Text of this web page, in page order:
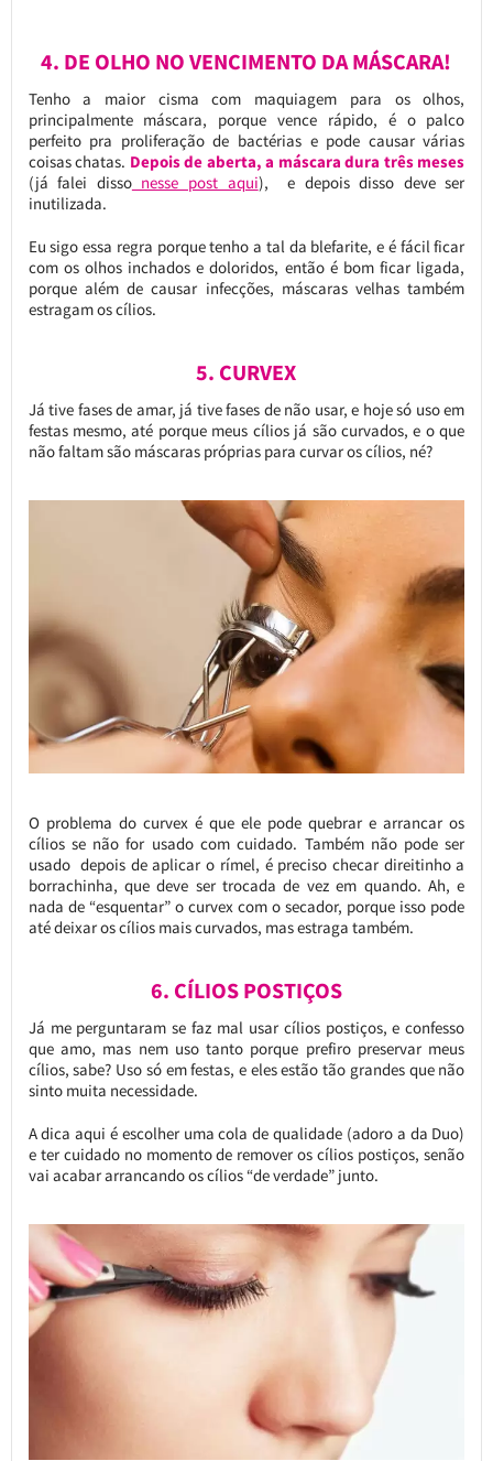
4. DE OLHO NO VENCIMENTO DA MÁSCARA!
Tenho a maior cisma com maquiagem para os olhos,
principalmente máscara, porque vence rápido, é o palco
perfeito pra proliferação de bactérias e pode causar várias
coisas chatas. Depois de aberta, a máscara dura três meses
(já falei dissonesse post aqui), e depois disso deve ser
inutilizada.
Eu sigo essa regra porque tenho a tal da blefarite, e é fácil ficar
com os olhos inchados e doloridos, então é bom ficar ligada,
porque além de causar infecções, máscaras velhas também
estragam os cílios.
5. CURVEX
Já tive fases de amar, já tive fases de não usar, e hoje só uso em
festas mesmo, até porque meus cílios já são curvados, e o que
não faltam são máscaras próprias para curvar os cílios, né?
O problema do curvex é que ele pode quebrar e arrancar os
cílios se não for usado com cuidado. Também não pode ser
usado depois de aplicar o rímel, é preciso checar direitinho a
borrachinha, que deve ser trocada de vez em quando. Ah, e
nada de “esquentar” o curvex com o secador, porque isso pode
até deixar os cílios mais curvados, mas estraga também.
6. CÍLIOS POSTIÇOS
Já me perguntaram se faz mal usar cílios postiços, e confesso
que amo, mas nem uso tanto porque prefiro preservar meus
cílios, sabe? Uso só em festas, e eles estão tão grandes que não
sinto muita necessidade.
A dica aqui é escolher uma cola de qualidade (adoro a da Duo)
e ter cuidado no momento de remover os cílios postiços, senão
vai acabar arrancando os cílios “de verdade” junto.